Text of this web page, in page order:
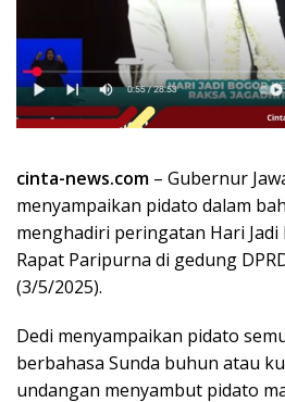
k
i
n
i
,
e
n
u
h
I
s
i
r
cinta-news.com – Gubernur
menyampaikan pidato dalam
menghadiri peringatan Hari Jadi
Rapat Paripurna di gedung
(3/5/2025).
Dedi menyampaikan pidato
berbahasa Sunda buhun atau
undangan menyambut pidato